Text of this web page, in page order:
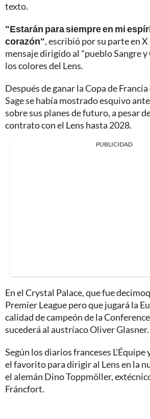
texto.
"Estarán para siempre en mi
corazón", escribió por su parte en X
mensaje dirigido al "pueblo Sangre y
los colores del Lens.
Después de ganar la Copa de
Sage se había mostrado esquivo
sobre sus planes de futuro, a pesar
contrato con el Lens hasta 2028.
PUBLICIDAD
En el Crystal Palace, que fue
Premier League pero que jugará la
calidad de campeón de la
sucederá al austríaco Oliver Glasner.
Según los diarios franceses L'Équipe
el favorito para dirigir al Lens en la
el alemán Dino Toppmöller,
Fráncfort.